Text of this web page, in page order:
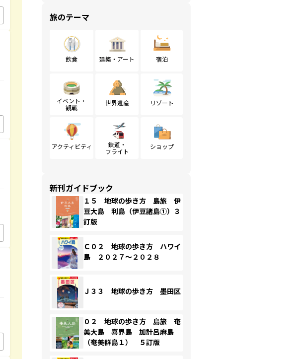
旅のテーマ
飲食 建築・アート 宿泊
イベント・
観戦
世界遺産 リゾート
アクティビティ
鉄道・
フライト
ショップ
新刊ガイドブック
１５ 地球の歩き方 島旅 伊
豆大島 利島（伊豆諸島①）３
訂版
Ｃ０２ 地球の歩き方 ハワイ
島 ２０２７～２０２８
Ｊ３３ 地球の歩き方 墨田区
０２ 地球の歩き方 島旅 奄
美大島 喜界島 加計呂麻島
（奄美群島１） ５訂版